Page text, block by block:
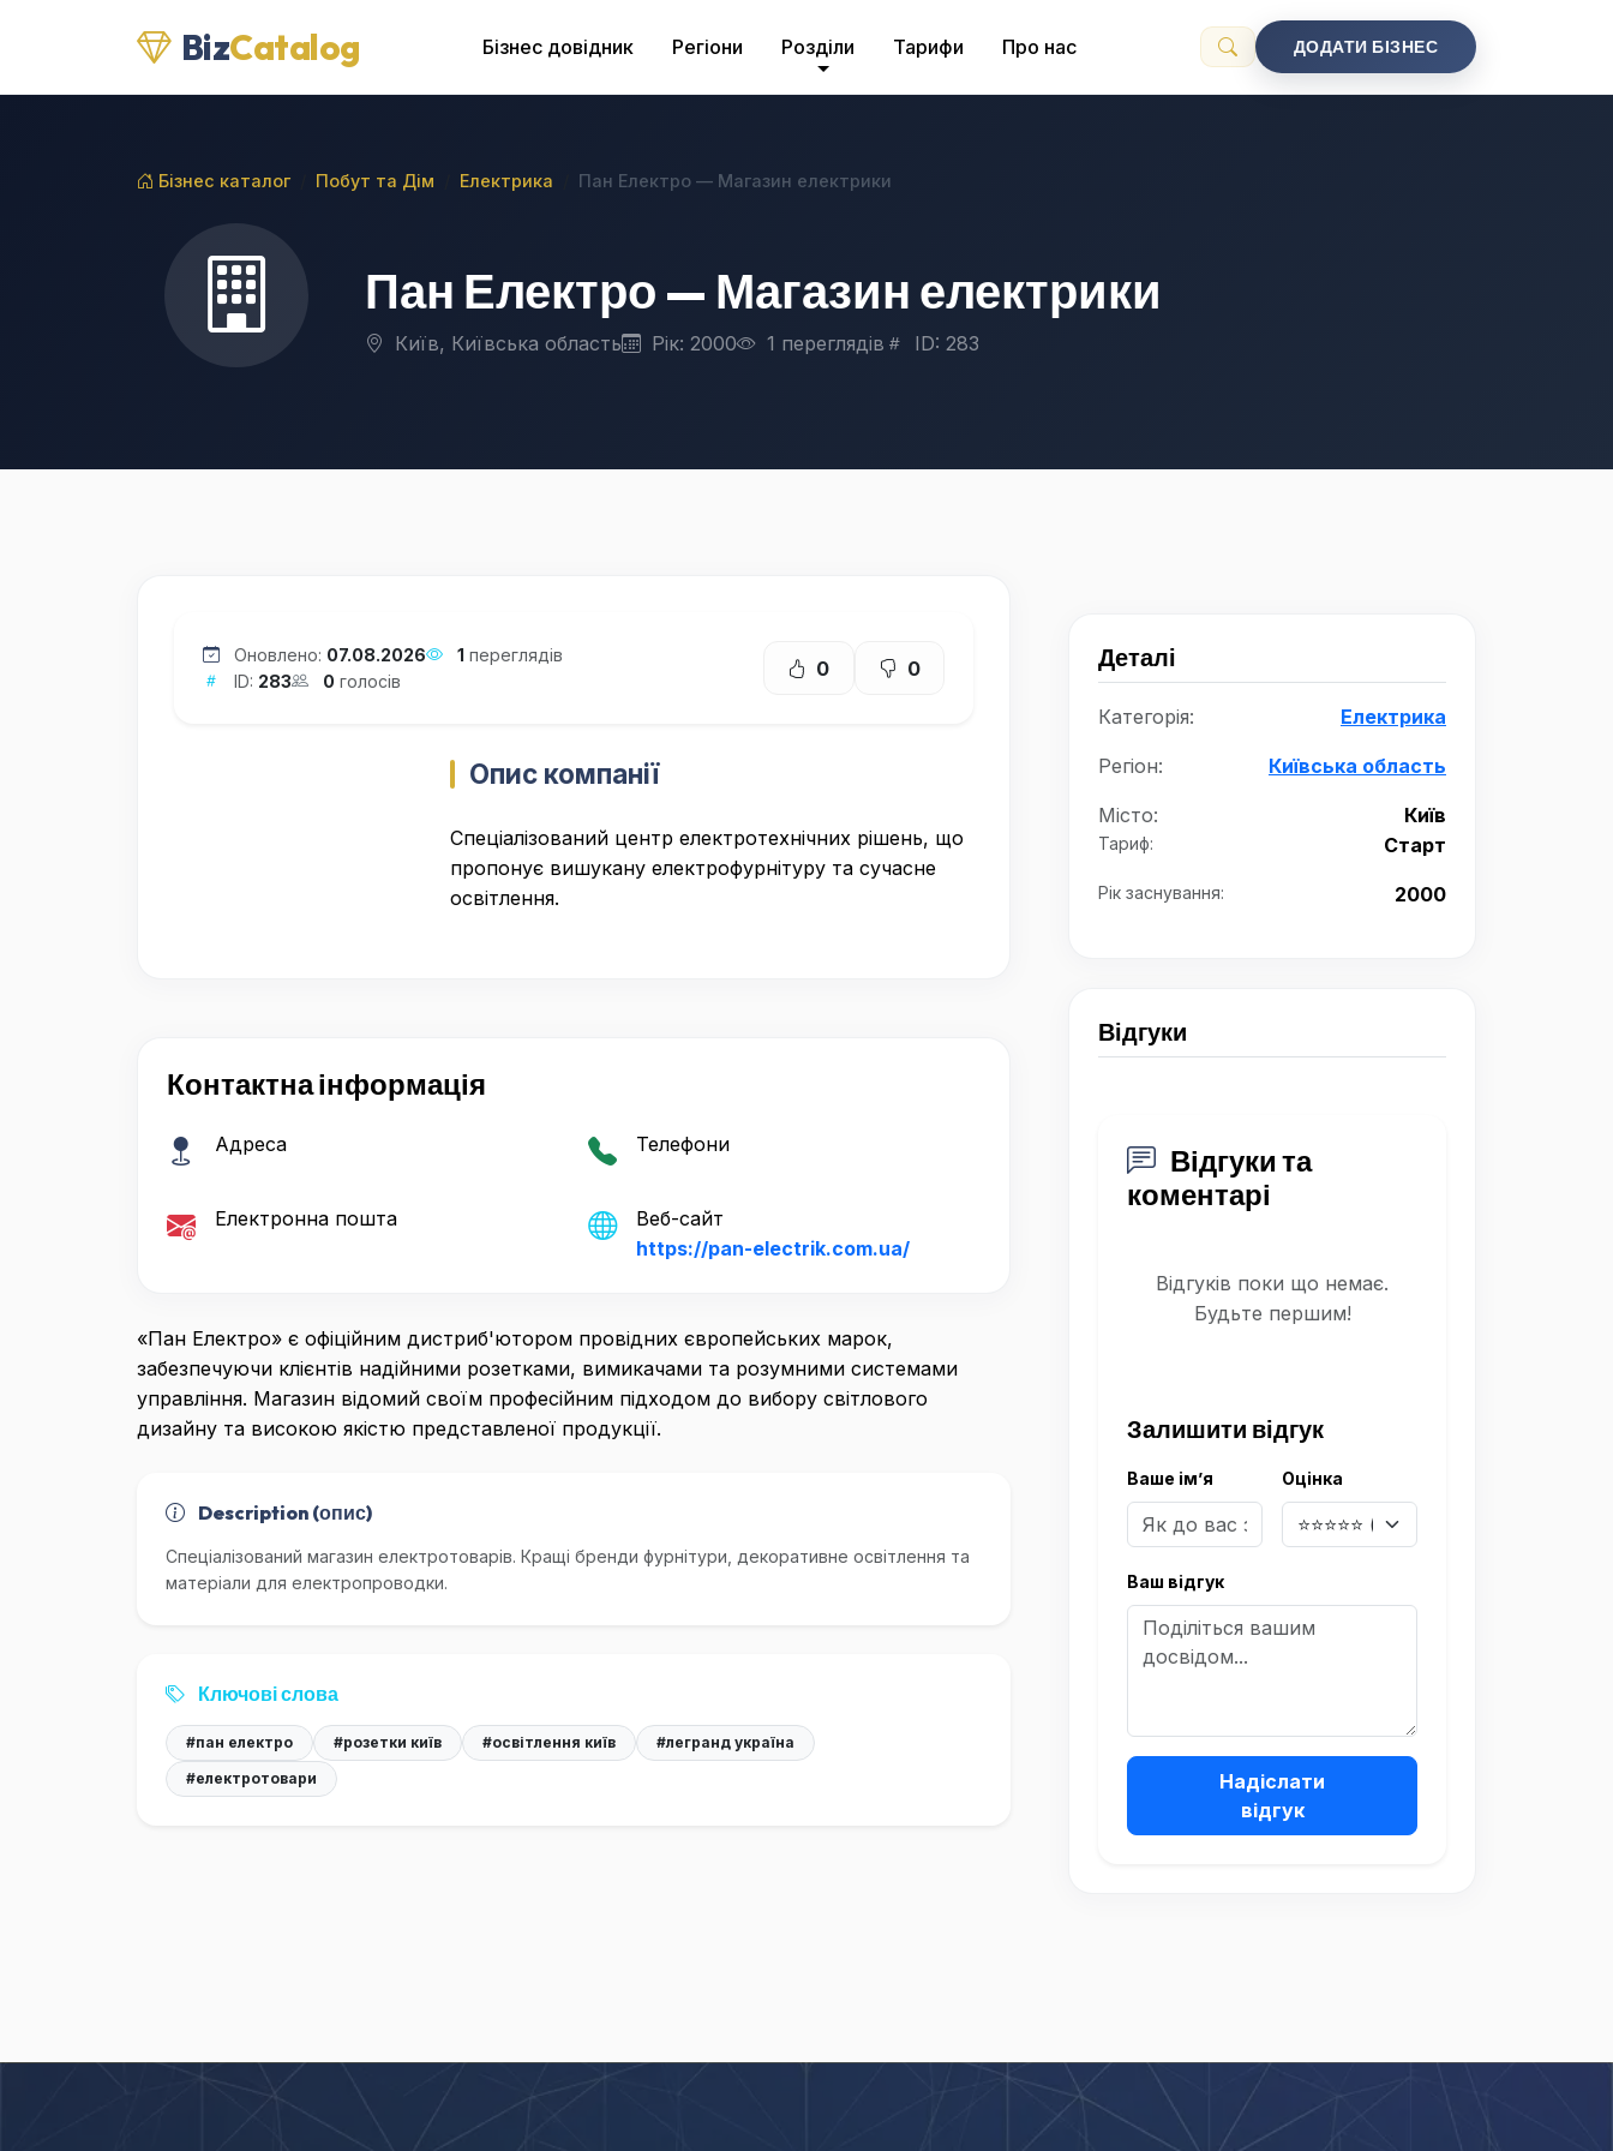
BizCatalog Бізнес довідник Регіони Розділи Тарифи Про нас ДОДАТИ БІЗНЕС
Бізнес каталог Побут та Дім Електрика Пан Електро — Магазин електрики
Пан Електро — Магазин електрики
Київ, Київська область Рік: 2000 1 переглядів ID: 283
Оновлено: 07.08.2026 1 переглядів
ID: 283 0 голосів
0 0
Опис компанії
Спеціалізований центр електротехнічних рішень, що
пропонує вишукану електрофурнітуру та сучасне
освітлення.
Контактна інформація
Адреса Телефони
Електронна пошта
Веб-сайт
https://pan-electrik.com.ua/
«Пан Електро» є офіційним дистриб'ютором провідних європейських марок,
забезпечуючи клієнтів надійними розетками, вимикачами та розумними системами
управління. Магазин відомий своїм професійним підходом до вибору світлового
дизайну та високою якістю представленої продукції.
Description (опис)
Спеціалізований магазин електротоварів. Кращі бренди фурнітури, декоративне освітлення та
матеріали для електропроводки.
Ключові слова
#пан електро #розетки київ #освітлення київ
#легранд україна
#електротовари
Деталі
Категорія: Електрика
Регіон: Київська область
Місто: Київ
Тариф: Старт
Рік заснування: 2000
Відгуки
Відгуки та
коментарі
Відгуків поки що немає.
Будьте першим!
Залишити відгук
Ваше ім’я Оцінка
Ваш відгук
Надіслати
відгук